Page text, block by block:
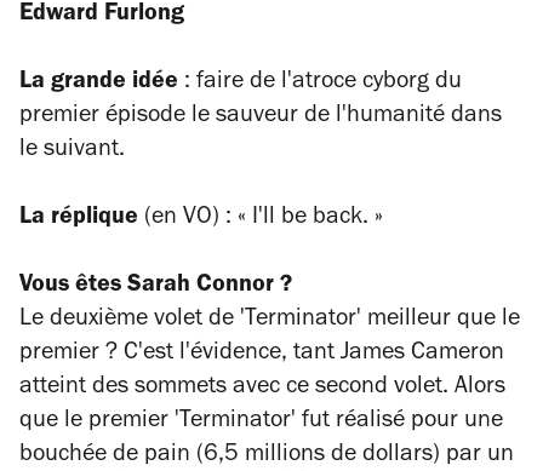
Edward Furlong
La grande idée : faire de l'atroce cyborg du
premier épisode le sauveur de l'humanité dans
le suivant.
La réplique (en VO) : « I'll be back. »
Vous êtes Sarah Connor ?
Le deuxième volet de 'Terminator' meilleur que le
premier ? C'est l'évidence, tant James Cameron
atteint des sommets avec ce second volet. Alors
que le premier 'Terminator' fut réalisé pour une
bouchée de pain (6,5 millions de dollars) par un